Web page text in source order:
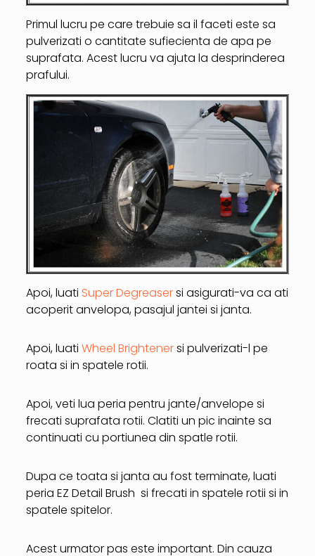
Primul lucru pe care trebuie sa il faceti este sa
pulverizati o cantitate sufiecienta de apa pe
suprafata. Acest lucru va ajuta la desprinderea
prafului.
Apoi, luati Super Degreasersi asigurati-va ca ati
acoperit anvelopa, pasajul jantei si janta.
Apoi, luati Wheel Brightenersi pulverizati-l pe
roata si in spatele rotii.
Apoi, veti lua peria pentru jante/anvelope si
frecati suprafata rotii. Clatiti un pic inainte sa
continuati cu portiunea din spatle rotii.
Dupa ce toata si janta au fost terminate, luati
peria EZ Detail Brush si frecati in spatele rotii si in
spatele spitelor.
Acest urmator pas este important. Din cauza